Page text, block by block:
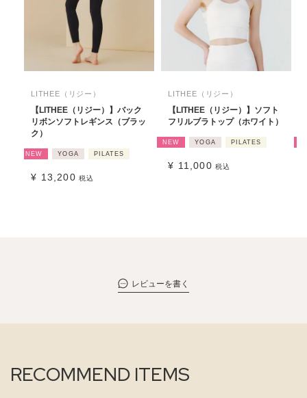
LITHEE（リジー）
【LITHEE（リジー）】バック
リボンソフトレギンス（ブラッ
ク）
NEW YOGA PILATES
¥ 13,200 税込
LITHEE（リジー）
【LITHEE（リジー）】ソフト
フリルブラトップ（ホワイト）
NEW YOGA PILATES
¥ 11,000 税込
レビューを書く
RECOMMEND ITEMS